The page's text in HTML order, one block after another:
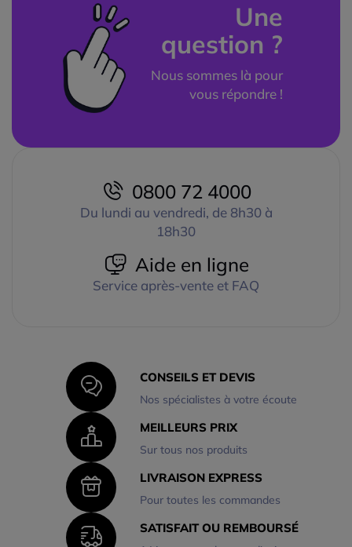
Une
question ?
Nous sommes là pour
vous répondre !
0800 72 4000
Du lundi au vendredi, de 8h30 à
18h30
Aide en ligne
Service après-vente et FAQ
CONSEILS ET DEVIS
Nos spécialistes à votre écoute
MEILLEURS PRIX
Sur tous nos produits
LIVRAISON EXPRESS
Pour toutes les commandes
SATISFAIT OU REMBOURSÉ